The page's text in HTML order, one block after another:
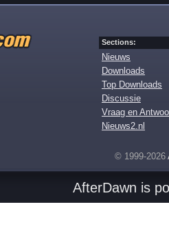
Sections:
Nieuws
Downloads
Top Downloads
Discussie
Vraag en
Nieuws2.nl
© 1999-2026
AfterDawn is